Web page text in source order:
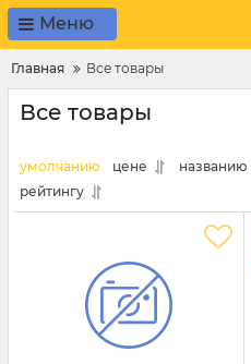
Меню
Главная Все товары
Все товары
умолчанию цене
названию
рейтингу